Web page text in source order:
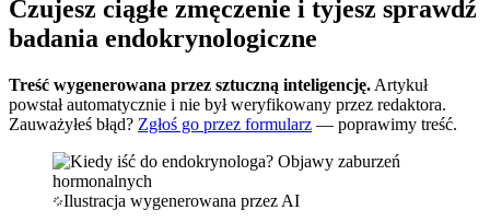
Czujesz ciągłe zmęczenie i tyjesz sprawdź
badania endokrynologiczne
Treść wygenerowana przez sztuczną inteligencję. Artykuł
powstał automatycznie i nie był weryfikowany przez redaktora.
Zauważyłeś błąd? Zgłoś go przez formularz — poprawimy treść.
Ilustracja wygenerowana przez AI